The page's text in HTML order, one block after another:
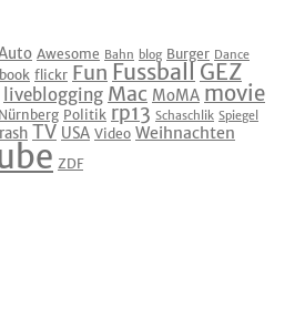
Awesome Bahn blog Burger Dance
flickr Fun Fussball GEZ
liveblogging Mac MoMA movie
Nürnberg Politik rp13 Schaschlik Spiegel
TV USA Video Weihnachten
ZDF